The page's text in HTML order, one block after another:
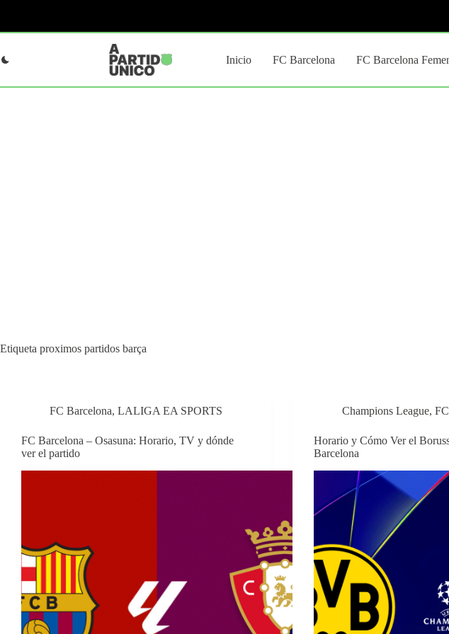
contenido
Inicio FC Barcelona FC Barcelona
Etiqueta proximos partidos barça
FC Barcelona, LALIGA EA SPORTS
FC Barcelona – Osasuna: Horario, TV y dónde
ver el partido
Champions League,
Horario y Cómo Ver el
Barcelona